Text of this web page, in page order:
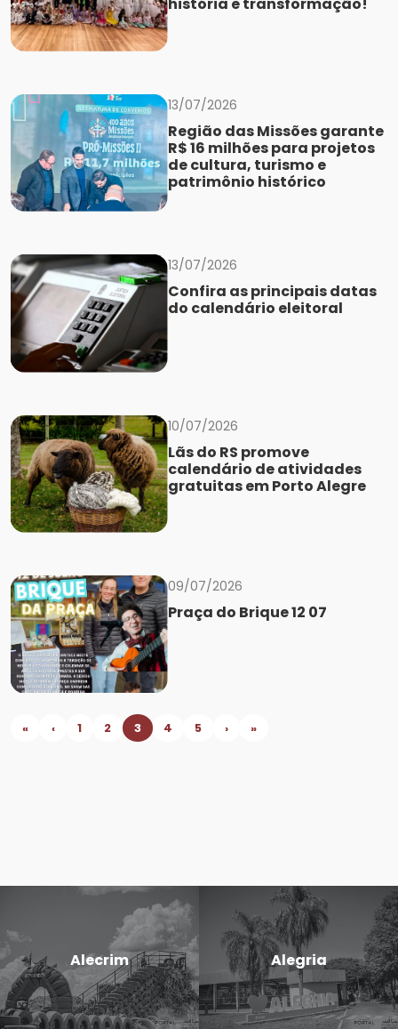
13/07/2026
Região das Missões garante
R$ 16 milhões para projetos
de cultura, turismo e
patrimônio histórico
13/07/2026
Confira as principais datas
do calendário eleitoral
10/07/2026
Lãs do RS promove
calendário de atividades
gratuitas em Porto Alegre
09/07/2026
Praça do Brique 12 07
« ‹ 1 2 3 4 5 › »
Alecrim Alegria